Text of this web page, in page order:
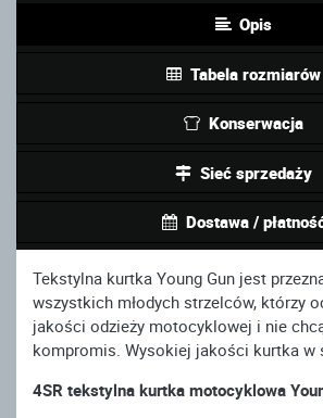
Opis
Tabela rozmiarów
Konserwacja
Sieć sprzedaży
Dostawa /
Tekstylna kurtka Young Gun jest
wszystkich młodych strzelców, którzy
jakości odzieży motocyklowej i nie
kompromis. Wysokiej jakości kurtka w
4SR tekstylna kurtka motocyklowa